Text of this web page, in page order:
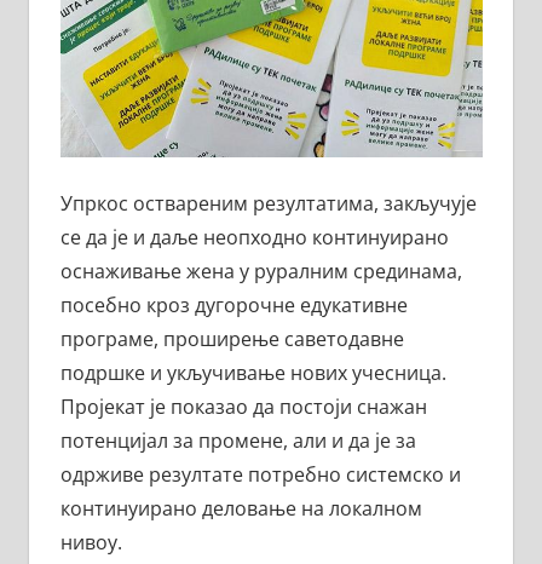
Упркос оствареним резултатима, закључује
се да је и даље неопходно континуирано
оснаживање жена у руралним срединама,
посебно кроз дугорочне едукативне
програме, проширење саветодавне
подршке и укључивање нових учесница.
Пројекат је показао да постоји снажан
потенцијал за промене, али и да је за
одрживе резултате потребно системско и
континуирано деловање на локалном
нивоу.